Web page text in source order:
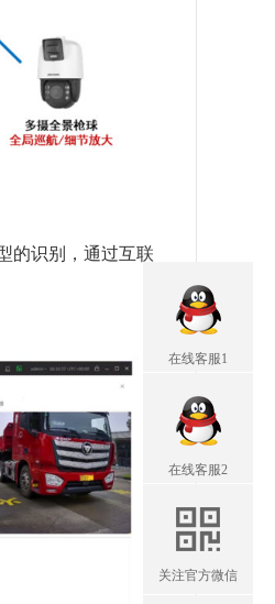
的识别，通过互联
在线客服1
在线客服2
关注官方微信